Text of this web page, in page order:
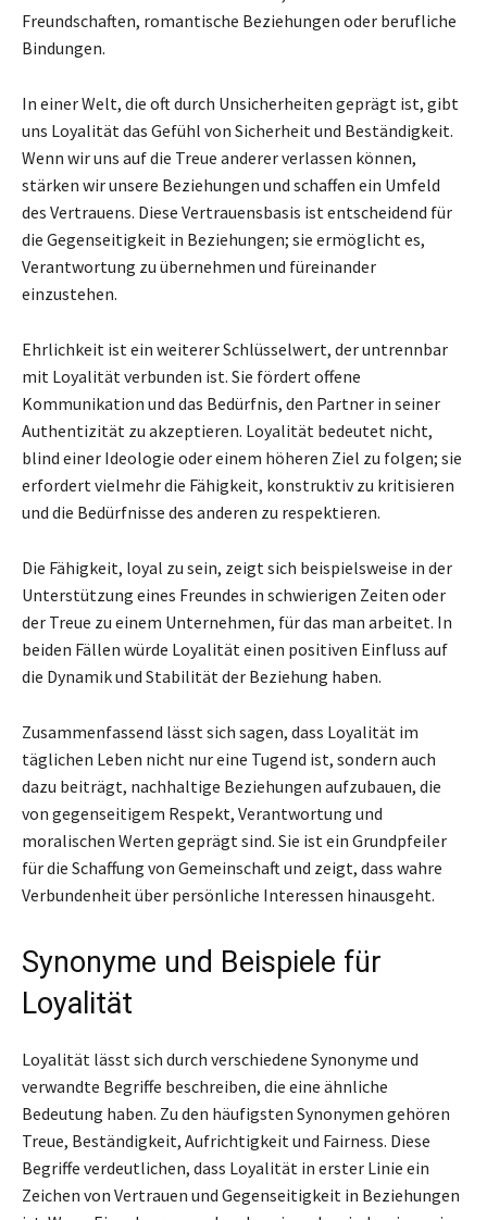
Freundschaften, romantische Beziehungen oder berufliche
Bindungen.
In einer Welt, die oft durch Unsicherheiten geprägt ist, gibt
uns Loyalität das Gefühl von Sicherheit und Beständigkeit.
Wenn wir uns auf die Treue anderer verlassen können,
stärken wir unsere Beziehungen und schaffen ein Umfeld
des Vertrauens. Diese Vertrauensbasis ist entscheidend für
die Gegenseitigkeit in Beziehungen; sie ermöglicht es,
Verantwortung zu übernehmen und füreinander
einzustehen.
Ehrlichkeit ist ein weiterer Schlüsselwert, der untrennbar
mit Loyalität verbunden ist. Sie fördert offene
Kommunikation und das Bedürfnis, den Partner in seiner
Authentizität zu akzeptieren. Loyalität bedeutet nicht,
blind einer Ideologie oder einem höheren Ziel zu folgen; sie
erfordert vielmehr die Fähigkeit, konstruktiv zu kritisieren
und die Bedürfnisse des anderen zu respektieren.
Die Fähigkeit, loyal zu sein, zeigt sich beispielsweise in der
Unterstützung eines Freundes in schwierigen Zeiten oder
der Treue zu einem Unternehmen, für das man arbeitet. In
beiden Fällen würde Loyalität einen positiven Einfluss auf
die Dynamik und Stabilität der Beziehung haben.
Zusammenfassend lässt sich sagen, dass Loyalität im
täglichen Leben nicht nur eine Tugend ist, sondern auch
dazu beiträgt, nachhaltige Beziehungen aufzubauen, die
von gegenseitigem Respekt, Verantwortung und
moralischen Werten geprägt sind. Sie ist ein Grundpfeiler
für die Schaffung von Gemeinschaft und zeigt, dass wahre
Verbundenheit über persönliche Interessen hinausgeht.
Synonyme und Beispiele für
Loyalität
Loyalität lässt sich durch verschiedene Synonyme und
verwandte Begriffe beschreiben, die eine ähnliche
Bedeutung haben. Zu den häufigsten Synonymen gehören
Treue, Beständigkeit, Aufrichtigkeit und Fairness. Diese
Begriffe verdeutlichen, dass Loyalität in erster Linie ein
Zeichen von Vertrauen und Gegenseitigkeit in Beziehungen